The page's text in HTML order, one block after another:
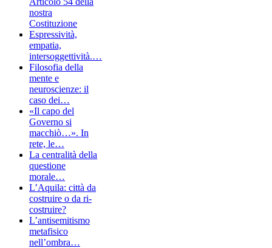
nostra
Costituzione
Espressività,
empatia,
intersoggettività.…
Filosofia della
mente e
neuroscienze: il
caso dei…
«Il capo del
Governo si
macchiò…». In
rete, le…
La centralità della
questione
morale…
L’Aquila: città da
costruire o da ri-
costruire?
L’antisemitismo
metafisico
nell’ombra…